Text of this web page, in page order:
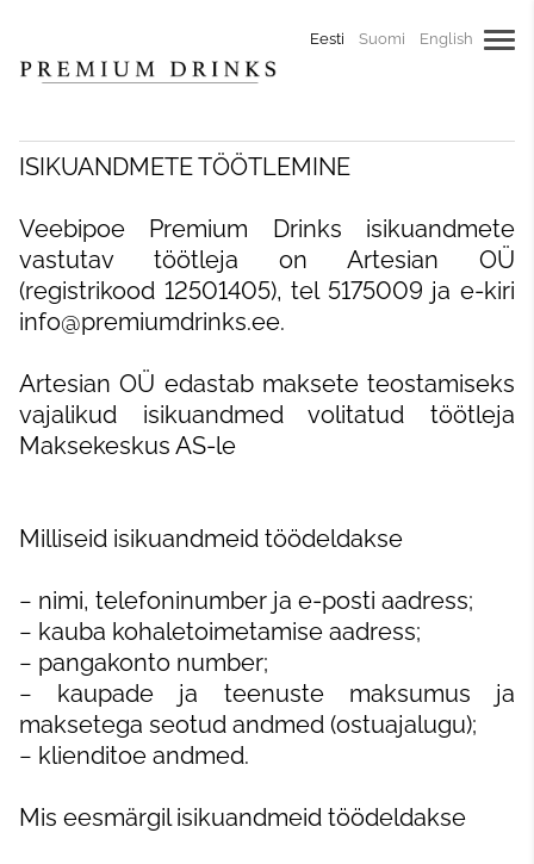
Eesti Suomi English
ISIKUANDMETE TÖÖTLEMINE
Veebipoe Premium Drinks isikuandmete
vastutav töötleja on Artesian OÜ
(registrikood 12501405), tel 5175009 ja e-kiri
info@premiumdrinks.ee.
Artesian OÜ edastab maksete teostamiseks
vajalikud isikuandmed volitatud töötleja
Maksekeskus AS-le
Milliseid isikuandmeid töödeldakse
− nimi, telefoninumber ja e-posti aadress;
− kauba kohaletoimetamise aadress;
− pangakonto number;
− kaupade ja teenuste maksumus ja
maksetega seotud andmed (ostuajalugu);
− klienditoe andmed.
Mis eesmärgil isikuandmeid töödeldakse